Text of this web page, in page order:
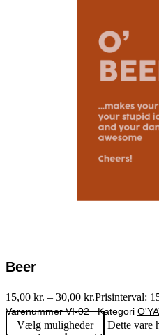
Beer
15,00 kr. – 30,00 kr.Prisinterval:
VarenummerVI-02 Kategori
Vælg muligheder
Dette vare